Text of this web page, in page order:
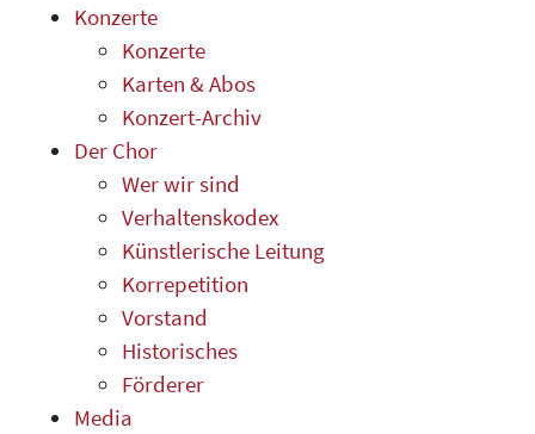
Konzerte
Konzerte
Karten & Abos
Konzert-Archiv
Der Chor
Wer wir sind
Verhaltenskodex
Künstlerische Leitung
Korrepetition
Vorstand
Historisches
Förderer
Media